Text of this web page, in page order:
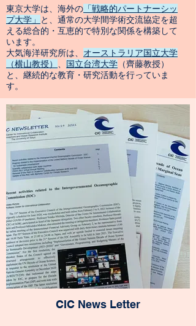
​​東京大学は、海外の 「戦略的パートナーシッ
プ大学」
と、通常の大学間学術交流協定を超
える総合的・互恵的で特別な関係を構築して
います。
大気海洋研究所は、 オーストラリア国立大学
（横山教授）
国立台湾大学 （齊藤教授）
と、継続的な教育・研究活動を行っていま
す。
CIC News Letter